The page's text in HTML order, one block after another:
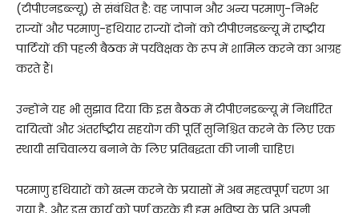
(टीपीएनडब्ल्यू) से संबंधित है: वह जापान और अन्य परमाणु-निर्भर
राज्यों और परमाणु-हथियार राज्यों दोनों को टीपीएनडब्ल्यू में राष्ट्रीय
पार्टियों की पहली बैठक में पर्यवेक्षक के रूप में शामिल करने का आग्रह
करते हैं।
उन्होंने यह भी सुझाव दिया कि इस बैठक में टीपीएनडब्ल्यू में निर्धारित
दायित्वों और अंतर्राष्ट्रीय सहयोग की पूर्ति सुनिश्चित करने के लिए एक
स्थायी सचिवालय बनाने के लिए प्रतिबद्धता की जानी चाहिए।
परमाणु हथियारों को खत्म करने के प्रयासों में अब महत्वपूर्ण चरण आ